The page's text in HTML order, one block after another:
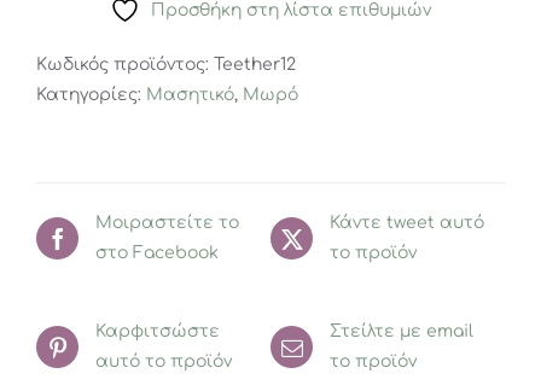
Teething
Ροζ
ποσότητα
Προσθήκη στη λίστα επιθυμιών
Κωδικός προϊόντος:
Teether12
Κατηγορίες: Μασητικό, Μωρό
Μοιραστείτε το
στο Facebook
Κάντε tweet αυτό
το προϊόν
Καρφιτσώστε
αυτό το προϊόν
Στείλτε με email
το προϊόν